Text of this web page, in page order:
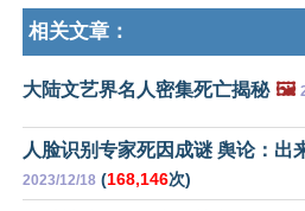
相关文章：
大陆文艺界名人密集死亡揭秘 🖼️
人脸识别专家死因成谜 舆论：出
2023/12/18 (168,146次)